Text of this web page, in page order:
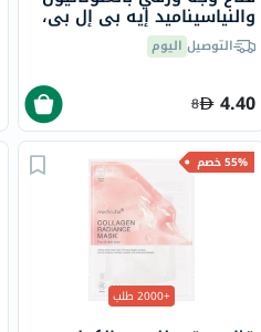
والنياسيناميد إيه بي إل بي،
25 مل، 4 قطعالتوصيل اليوم
4.40
8
55% خصم
+2000 طلب